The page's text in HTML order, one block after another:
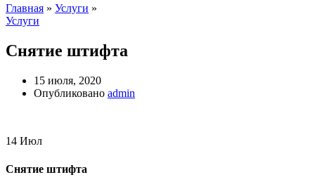
Главная » Услуги »
Услуги
Снятие штифта
15 июля, 2020
Опубликовано admin
14 Июл
Снятие штифта